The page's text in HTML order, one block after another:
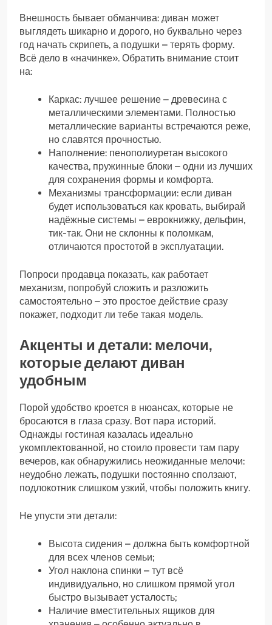
Внешность бывает обманчива: диван может
выглядеть шикарно и дорого, но буквально через
год начать скрипеть, а подушки – терять форму.
Всё дело в «начинке». Обратить внимание стоит
на:
Каркас: лучшее решение – древесина с
металлическими элементами. Полностью
металлические варианты встречаются реже,
но славятся прочностью.
Наполнение: пенополиуретан высокого
качества, пружинные блоки – одни из лучших
для сохранения формы и комфорта.
Механизмы трансформации: если диван
будет использоваться как кровать, выбирай
надёжные системы – еврокнижку, дельфин,
тик-так. Они не склонны к поломкам,
отличаются простотой в эксплуатации.
Попроси продавца показать, как работает
механизм, попробуй сложить и разложить
самостоятельно – это простое действие сразу
покажет, подходит ли тебе такая модель.
Акценты и детали: мелочи,
которые делают диван
удобным
Порой удобство кроется в нюансах, которые не
бросаются в глаза сразу. Вот пара историй.
Однажды гостиная казалась идеально
укомплектованной, но стоило провести там пару
вечеров, как обнаружились неожиданные мелочи:
неудобно лежать, подушки постоянно сползают,
подлокотник слишком узкий, чтобы положить книгу.
Не упусти эти детали:
Высота сидения – должна быть комфортной
для всех членов семьи;
Угол наклона спинки – тут всё
индивидуально, но слишком прямой угол
быстро вызывает усталость;
Наличие вместительных ящиков для